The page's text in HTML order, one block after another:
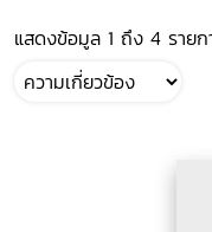
แสดงข้อมูล 1 ถึง 4 ราย